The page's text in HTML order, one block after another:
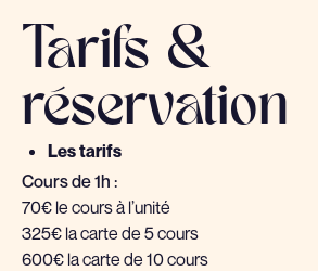
Tarifs &
réservation
Les tarifs
Cours de 1h :
70€ le cours à l’unité
325€ la carte de 5 cours
600€ la carte de 10 cours